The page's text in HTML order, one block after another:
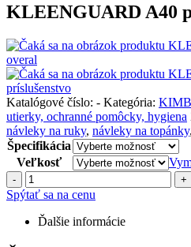
KLEENGUARD A40
overal
príslušenstvo
Katalógové číslo: - Kategória:
utierky, ochranné pomôcky, hygiena
návleky na ruky, návleky na topánky,
Špecifikácia
Veľkosť
- +
Spýtať sa na cenu
Ďalšie informácie